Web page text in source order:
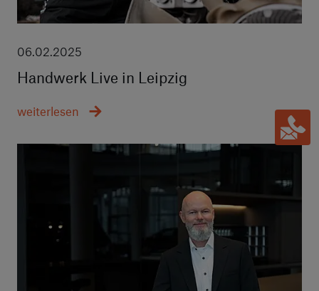
06.02.2025
Handwerk Live in Leipzig
weiterlesen